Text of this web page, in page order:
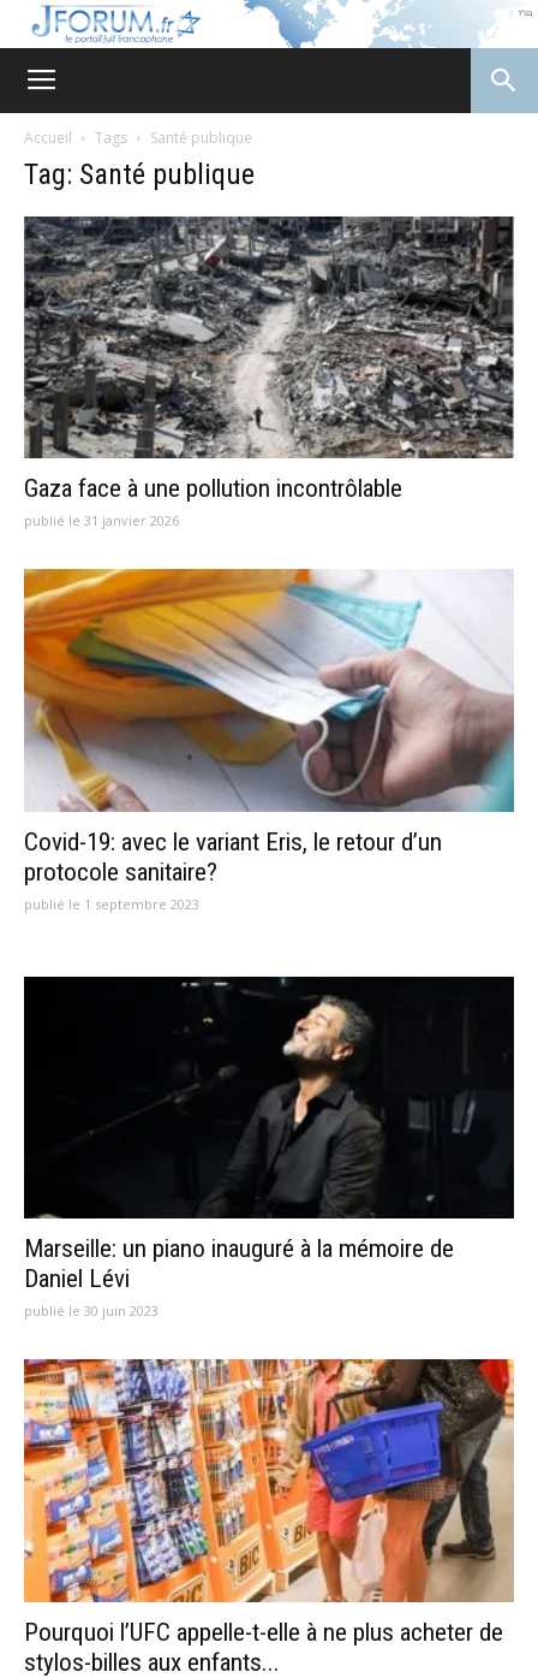
Accueil Tags Santé publique
Tag: Santé publique
Gaza face à une pollution incontrôlable
publié le 31 janvier 2026
Covid-19: avec le variant Eris, le retour d’un
protocole sanitaire?
publié le 1 septembre 2023
Marseille: un piano inauguré à la mémoire de
Daniel Lévi
publié le 30 juin 2023
Pourquoi l’UFC appelle-t-elle à ne plus acheter de
stylos-billes aux enfants...